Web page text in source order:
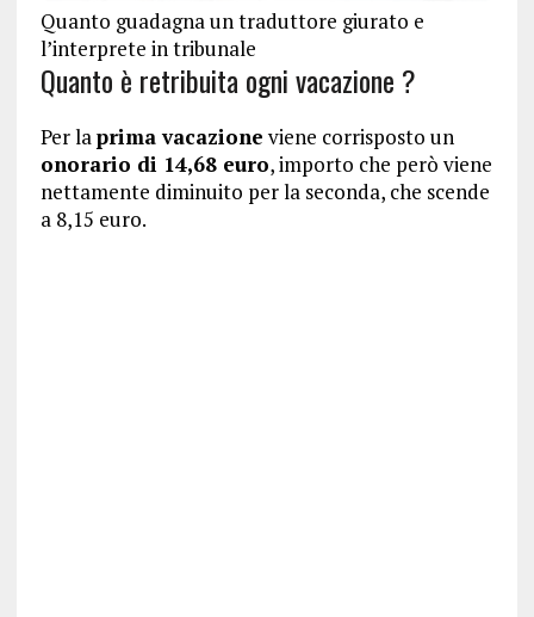
Quanto guadagna un traduttore giurato e
l’interprete in tribunale
Quanto è retribuita ogni vacazione ?
Per laprima vacazione viene corrisposto un
onorario di 14,68 euro, importo che però viene
nettamente diminuito per la seconda, che scende
a 8,15 euro.